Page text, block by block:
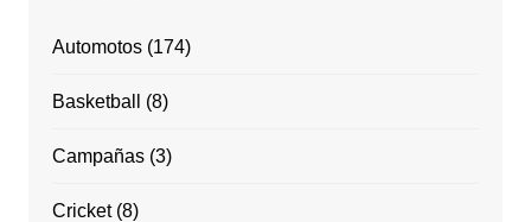
Automotos(174)
Basketball (8)
Campañas(3)
Cricket(8)